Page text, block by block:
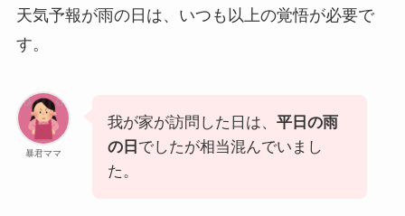
天気予報が雨の日は、いつも以上の覚悟が必要で
す。
暴君ママ
我が家が訪問した日は、 平日の雨
の日 でしたが相当混んでいまし
た。